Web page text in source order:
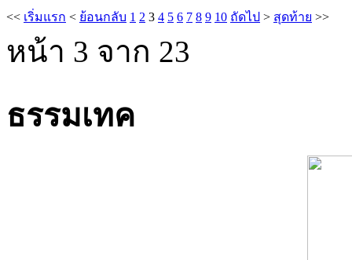
<< เริ่มแรก < ย้อนกลับ 1 2 3 4 5 6 7 8 9 10 ถัดไป > สุดท้าย >>
หน้า 3 จาก 23
ธรรมเทค